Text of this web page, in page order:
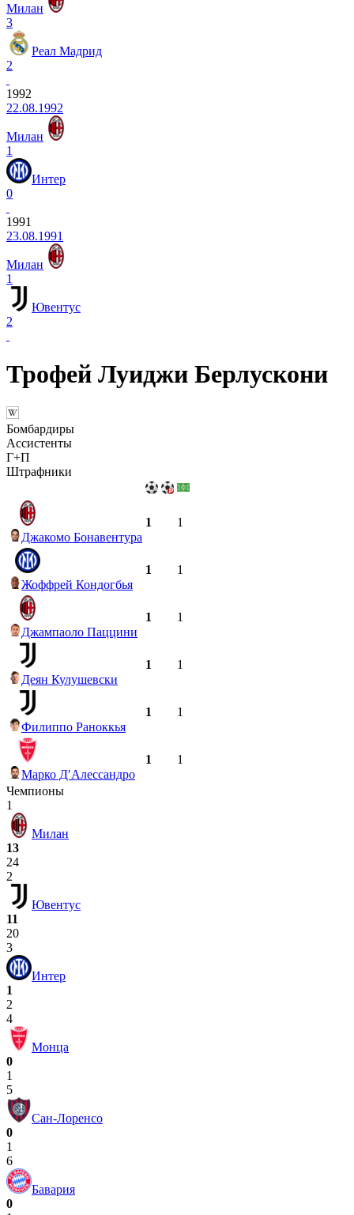
Милан
3
Реал Мадрид
2
1992
22.08.1992
Милан
1
Интер
0
1991
23.08.1991
Милан
1
Ювентус
2
Трофей Луиджи Берлускони
Бомбардиры
Ассистенты
Г+П
Штрафники
Джакомо Бонавентура
1 1
Жоффрей Кондогбья
1 1
Джампаоло Паццини
1 1
Деян Кулушевски
1 1
Филиппо Раноккья
1 1
Марко Д′Алессандро
1 1
Чемпионы
1
Милан
13
24
2
Ювентус
11
20
3
Интер
1
2
4
Монца
0
1
5
Сан-Лоренсо
0
1
6
Бавария
0